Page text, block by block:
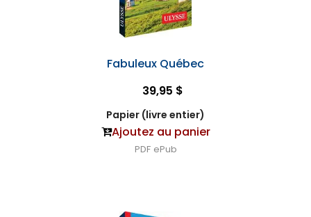
Fabuleux Québec
39,95 $
Papier (livre entier)
Ajoutez au panier
PDF ePub